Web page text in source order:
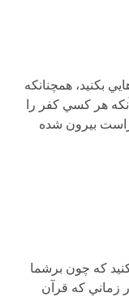
بكنيد، همچنانكه
هر كسي كفر را
راست بيرون شده
كه چون برشما
زماني كه قرآن